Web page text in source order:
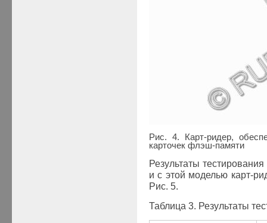
Рис. 4. Карт-ридер,
карточек флэш-памяти
Результаты
и с этой моделью карт-
Рис. 5.
Таблица 3. Результаты